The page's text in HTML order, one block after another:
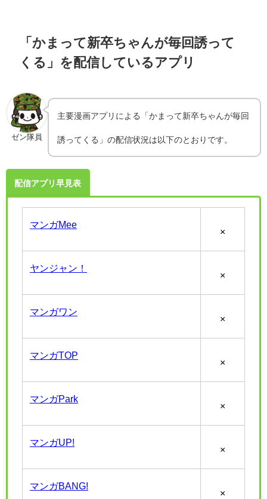
「かまって新卒ちゃんが毎回誘って
くる」を配信しているアプリ
ゼン隊員
主要漫画アプリによる「かまって新卒ちゃんが毎回
誘ってくる」の配信状況は以下のとおりです。
配信アプリ早見表
マンガMee
×
ヤンジャン！
×
マンガワン
×
マンガTOP
×
マンガPark
×
マンガUP!
×
マンガBANG!
×